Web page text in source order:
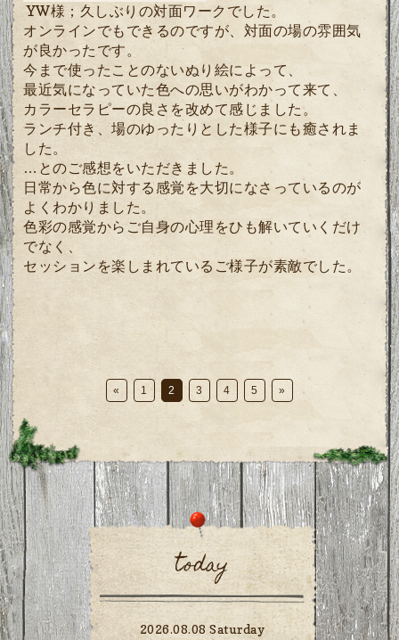
YW様；久しぶりの対面ワークでした。
オンラインでもできるのですが、対面の場の雰囲気
が良かったです。
今まで使ったことのないぬり絵によって、
最近気になっていた色への思いがわかって来て、
カラーセラピーの良さを改めて感じました。
ランチ付き、場のゆったりとした様子にも癒されま
した。
…とのご感想をいただきました。
日常から色に対する感覚を大切になさっているのが
よくわかりました。
色彩の感覚からご自身の心理をひも解いていくだけ
でなく、
セッションを楽しまれているご様子が素敵でした。
« 1 2 3 4 5 »
today
2026.08.08 Saturday